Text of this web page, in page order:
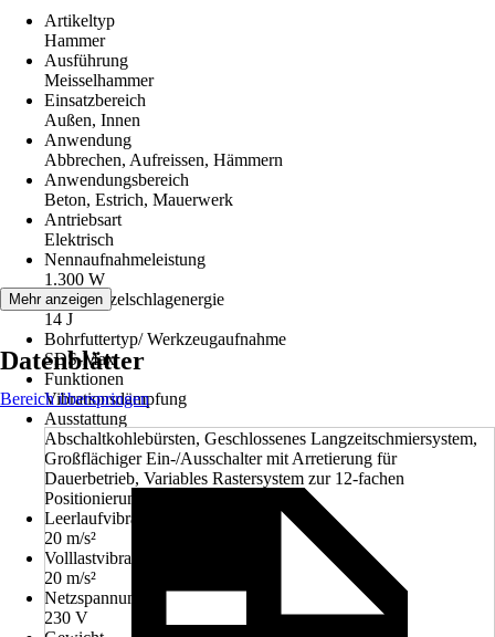
Artikeltyp
Hammer
Ausführung
Meisselhammer
Einsatzbereich
Außen, Innen
Anwendung
Abbrechen, Aufreissen, Hämmern
Anwendungsbereich
Beton, Estrich, Mauerwerk
Antriebsart
Elektrisch
Nennaufnahmeleistung
1.300 W
Max. Einzelschlagenergie
14 J
Bohrfuttertyp/ Werkzeugaufnahme
SDS-Max
Funktionen
Vibrationsdämpfung
Ausstattung
Abschaltkohlebürsten, Geschlossenes Langzeitschmiersystem,
Großflächiger Ein-/Ausschalter mit Arretierung für
Dauerbetrieb, Variables Rastersystem zur 12-fachen
Positionierung der Meißel
Leerlaufvibrationslevel
20 m/s²
Volllastvibrationslevel
20 m/s²
Netzspannung
230 V
Mehr anzeigen
Datenblätter
Bereich überspringen